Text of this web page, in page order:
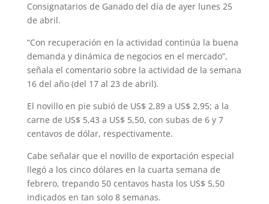
Consignatarios de Ganado del día de ayer lunes 25
de abril.
“Con recuperación en la actividad continúa la buena
demanda y dinámica de negocios en el mercado”,
señala el comentario sobre la actividad de la semana
16 del año (del 17 al 23 de abril).
El novillo en pie subió de US$ 2,89 a US$ 2,95; a la
carne de US$ 5,43 a US$ 5,50, con subas de 6 y 7
centavos de dólar, respectivamente.
Cabe señalar que el novillo de exportación especial
llegó a los cinco dólares en la cuarta semana de
febrero, trepando 50 centavos hasta los US$ 5,50
indicados en tan solo 8 semanas.